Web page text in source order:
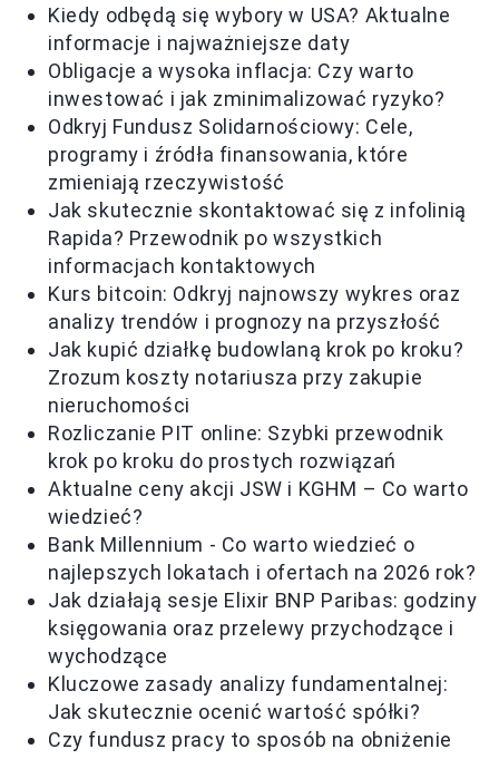
Kiedy odbędą się wybory w USA? Aktualne
informacje i najważniejsze daty
Obligacje a wysoka inflacja: Czy warto
inwestować i jak zminimalizować ryzyko?
Odkryj Fundusz Solidarnościowy: Cele,
programy i źródła finansowania, które
zmieniają rzeczywistość
Jak skutecznie skontaktować się z infolinią
Rapida? Przewodnik po wszystkich
informacjach kontaktowych
Kurs bitcoin: Odkryj najnowszy wykres oraz
analizy trendów i prognozy na przyszłość
Jak kupić działkę budowlaną krok po kroku?
Zrozum koszty notariusza przy zakupie
nieruchomości
Rozliczanie PIT online: Szybki przewodnik
krok po kroku do prostych rozwiązań
Aktualne ceny akcji JSW i KGHM – Co warto
wiedzieć?
Bank Millennium - Co warto wiedzieć o
najlepszych lokatach i ofertach na 2026 rok?
Jak działają sesje Elixir BNP Paribas: godziny
księgowania oraz przelewy przychodzące i
wychodzące
Kluczowe zasady analizy fundamentalnej:
Jak skutecznie ocenić wartość spółki?
Czy fundusz pracy to sposób na obniżenie